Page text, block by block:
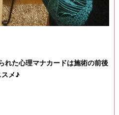
れた心理マナカードは施術の前後
メ♪